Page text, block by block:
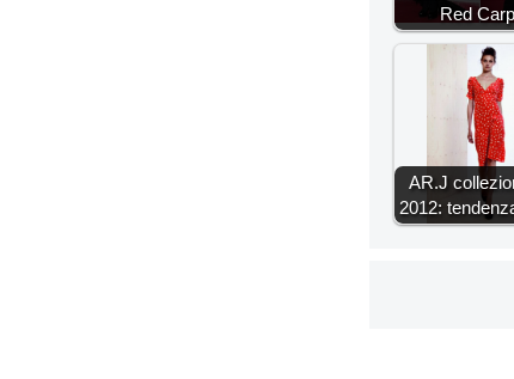
Red
AR.J
2012: